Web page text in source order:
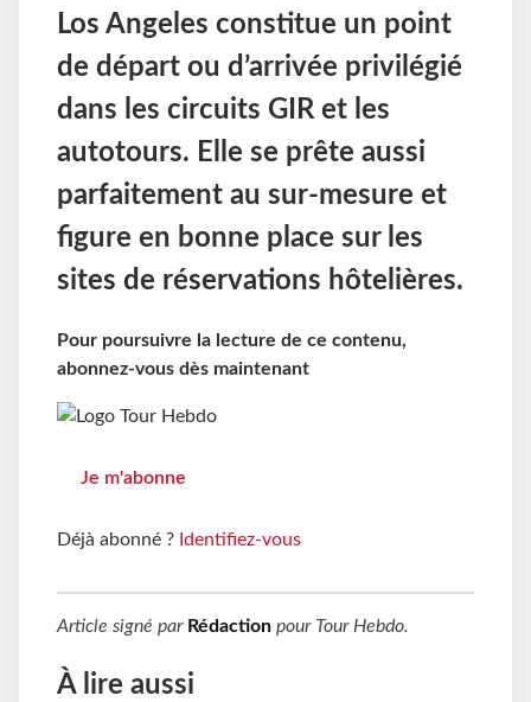
Los Angeles constitue un point
de départ ou d’arrivée privilégié
dans les circuits GIR et les
autotours. Elle se prête aussi
parfaitement au sur-mesure et
figure en bonne place sur les
sites de réservations hôtelières.
Pour poursuivre la lecture de ce contenu,
abonnez-vous dès maintenant
Je m'abonne
Déjà abonné ? Identifiez-vous
Article signé par Rédaction pour Tour Hebdo.
À lire aussi